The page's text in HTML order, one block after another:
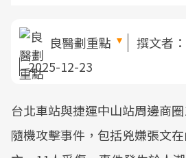
良醫劃重點 撰文者：
2025-12-23
台北車站與捷運中山站周邊商
隨機攻擊事件，包括兇嫌張文